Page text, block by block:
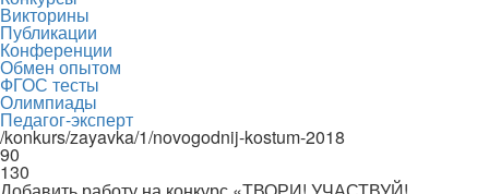
Викторины
Публикации
Конференции
Обмен опытом
ФГОС тесты
Олимпиады
Педагог-эксперт
/konkurs/zayavka/1/novogodnij-kostum-2018
90
130